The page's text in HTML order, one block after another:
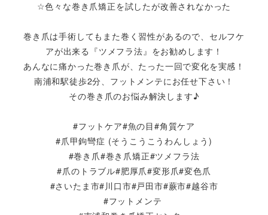
☆色々な巻き爪矯正を試したが改善されなかった
巻き爪は手術してもまた巻く習性があるので、セルフケ
アが出来る『ツメフラ法』をお勧めします！
あんなに痛かった巻き爪が、たった一回で変化を実感！
南浦和駅徒歩2分、フットメンテにお任せ下さい！
その巻き爪のお悩み解決します♪
#フットケア#魚の目#角質ケア
#爪甲鉤彎症 (そうこうこうわんしょう)
#巻き爪#巻き爪矯正#ツメフラ法
#爪のトラブル#肥厚爪#変形爪#変色爪
#さいたま市#川口市#戸田市#蕨市#越谷市
#フットメンテ